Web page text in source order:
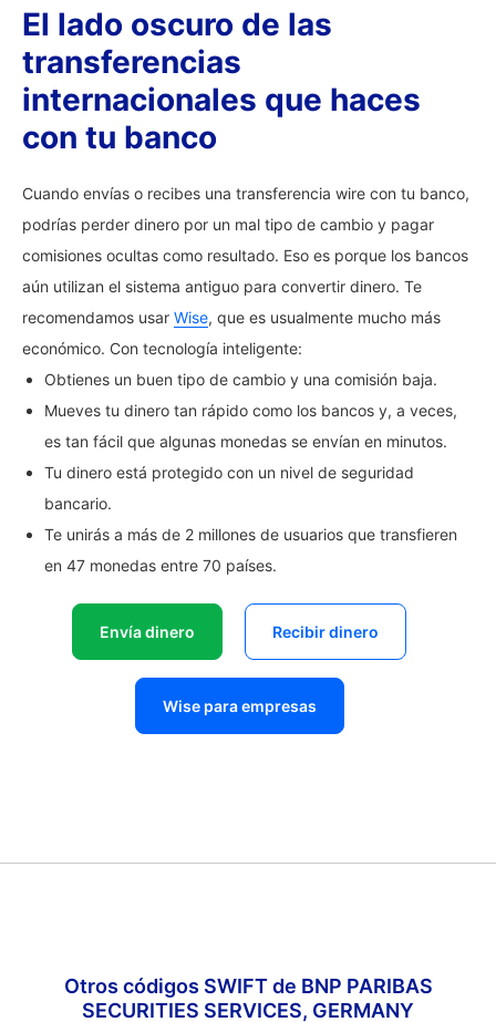
El lado oscuro de las
transferencias
internacionales que haces
con tu banco
Cuando envías o recibes una transferencia wire con tu banco,
podrías perder dinero por un mal tipo de cambio y pagar
comisiones ocultas como resultado. Eso es porque los bancos
aún utilizan el sistema antiguo para convertir dinero. Te
recomendamos usar Wise, que es usualmente mucho más
económico. Con tecnología inteligente:
Obtienes un buen tipo de cambio y una comisión baja.
Mueves tu dinero tan rápido como los bancos y, a veces,
es tan fácil que algunas monedas se envían en minutos.
Tu dinero está protegido con un nivel de seguridad
bancario.
Te unirás a más de 2 millones de usuarios que transfieren
en 47 monedas entre 70 países.
Envía dinero Recibir dinero
Wise para empresas
Otros códigos SWIFT de BNP PARIBAS
SECURITIES SERVICES, GERMANY